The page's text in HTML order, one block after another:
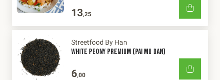
13,25
Streetfood By Han
WHITE PEONY PREMIUM (PAI MU DAN)
6,00